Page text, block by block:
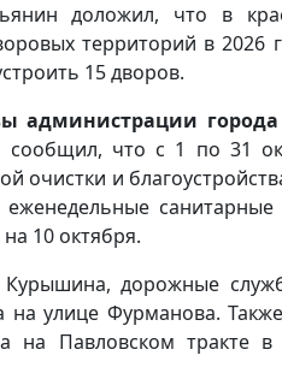
доложил, что в
территорий в 2026
15 дворов.
администрации
сообщил, что с 1 по 31
очистки и
еженедельные
10 октября.
дорожные
на улице Фурманова.
на Павловском тракте в